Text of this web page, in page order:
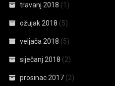
travanj 2018 (1)
ožujak 2018 (5)
veljača 2018 (5)
siječanj 2018 (2)
prosinac 2017 (2)